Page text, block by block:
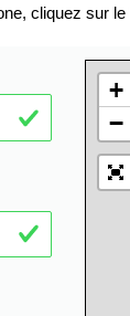
cliquez sur le
+
−